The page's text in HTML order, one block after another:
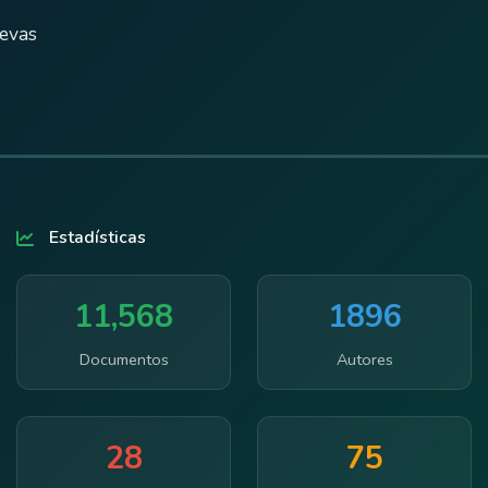
Estadísticas
11,568
Documentos
1896
Autores
28 75